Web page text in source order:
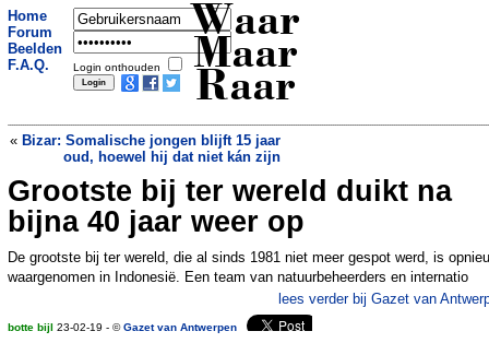
Home
Forum
Beelden
F.A.Q.
Login onthouden
Waar
Maar
Raar
« Bizar: Somalische jongen blijft 15 jaar
oud, hoewel hij dat niet kán zijn
Betonwagen in Eindhoven uren vast in
eigen verloren lading»
Grootste bij ter wereld duikt na
bijna 40 jaar weer op
De grootste bij ter wereld, die al sinds 1981 niet meer gespot werd, is
waargenomen in Indonesië. Een team van natuurbeheerders en internatio
lees verder bij Gazet van
botte bijl 23-02-19 - ©Gazet van Antwerpen